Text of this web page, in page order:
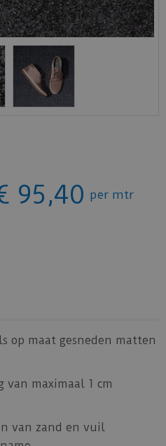
95,40 per mtr
op maat gesneden matten
van maximaal 1 cm
van zand en vuil